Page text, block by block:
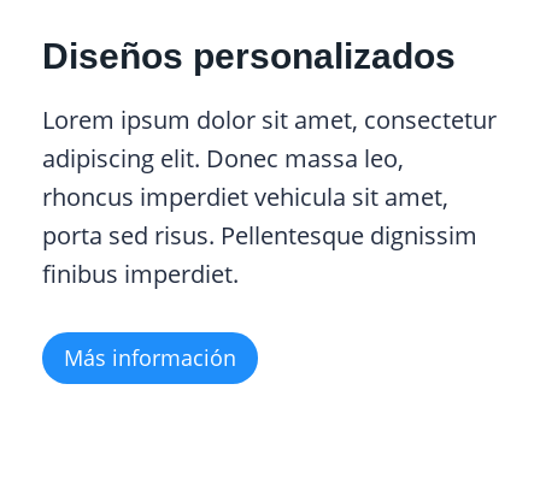
Diseños personalizados
Lorem ipsum dolor sit amet, consectetur
adipiscing elit. Donec massa leo,
rhoncus imperdiet vehicula sit amet,
porta sed risus. Pellentesque dignissim
finibus imperdiet.
Más información